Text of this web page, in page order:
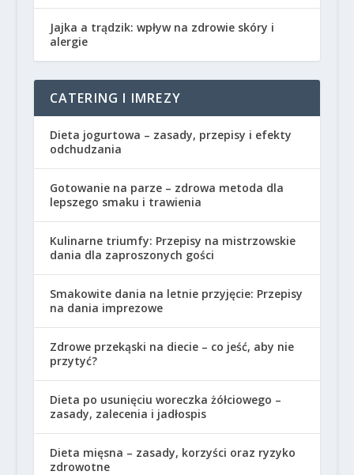
Jajka a trądzik: wpływ na zdrowie skóry i
alergie
CATERING I IMREZY
Dieta jogurtowa – zasady, przepisy i efekty
odchudzania
Gotowanie na parze – zdrowa metoda dla
lepszego smaku i trawienia
Kulinarne triumfy: Przepisy na mistrzowskie
dania dla zaproszonych gości
Smakowite dania na letnie przyjęcie: Przepisy
na dania imprezowe
Zdrowe przekąski na diecie – co jeść, aby nie
przytyć?
Dieta po usunięciu woreczka żółciowego –
zasady, zalecenia i jadłospis
Dieta mięsna – zasady, korzyści oraz ryzyko
zdrowotne